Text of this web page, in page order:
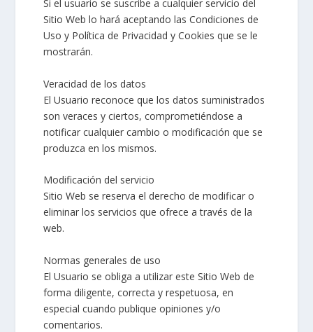
Si el usuario se suscribe a cualquier servicio del
Sitio Web lo hará aceptando las Condiciones de
Uso y Política de Privacidad y Cookies que se le
mostrarán.
Veracidad de los datos
El Usuario reconoce que los datos suministrados
son veraces y ciertos, comprometiéndose a
notificar cualquier cambio o modificación que se
produzca en los mismos.
Modificación del servicio
Sitio Web se reserva el derecho de modificar o
eliminar los servicios que ofrece a través de la
web.
Normas generales de uso
El Usuario se obliga a utilizar este Sitio Web de
forma diligente, correcta y respetuosa, en
especial cuando publique opiniones y/o
comentarios.